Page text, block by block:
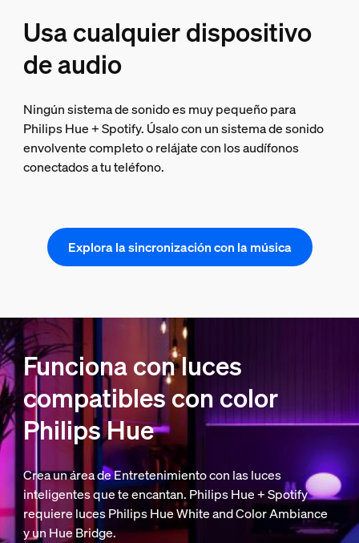
Usa cualquier dispositivo
de audio
Ningún sistema de sonido es muy pequeño para
Philips Hue + Spotify. Úsalo con un sistema de sonido
envolvente completo o relájate con los audífonos
conectados a tu teléfono.
Explora la sincronización con la música
Funciona con luces
compatibles con color
Philips Hue
Crea un área de Entretenimiento con las luces
inteligentes que te encantan. Philips Hue + Spotify
requiere luces Philips Hue White and Color Ambiance
y un Hue Bridge.